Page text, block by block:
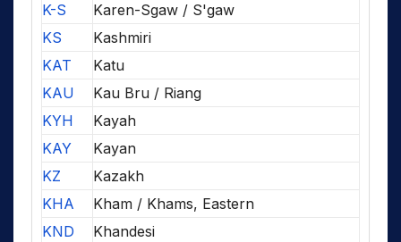
K-S
Karen-Sgaw / S'gaw
KS
Kashmiri
KAT
Katu
KAU
Kau Bru / Riang
KYH
Kayah
KAY
Kayan
KZ
Kazakh
KHA
Kham / Khams, Eastern
KND
Khandesi